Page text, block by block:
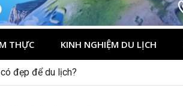
THỰC KINH NGHIỆM DU LỊCH
đầu cho khách Việt